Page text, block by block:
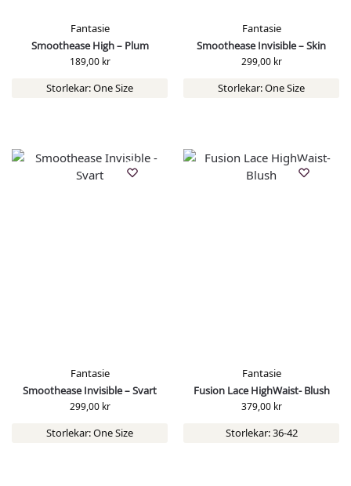
Fantasie
Smoothease High – Plum
189,00 kr
Storlekar: One Size
Fantasie
Smoothease Invisible – Skin
299,00 kr
Storlekar: One Size
Fantasie
Smoothease Invisible – Svart
299,00 kr
Storlekar: One Size
Fantasie
Fusion Lace HighWaist- Blush
379,00 kr
Storlekar: 36-42